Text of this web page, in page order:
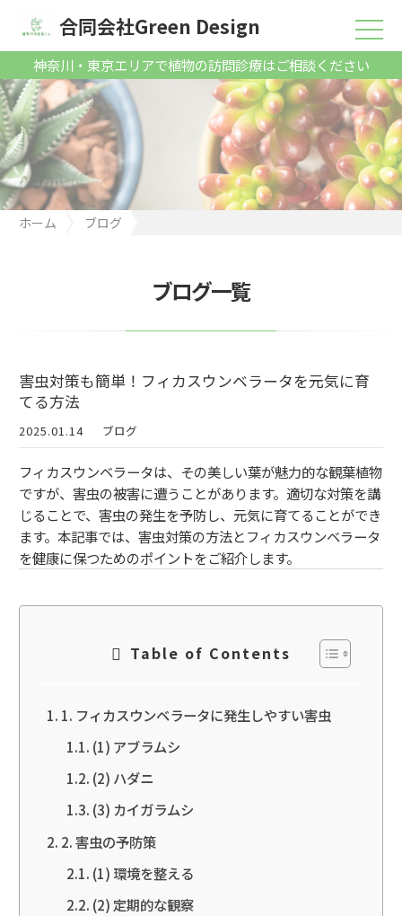
神奈川・東京エリアで植物の訪問診療はご相談ください
合同会社Green Design
ホーム
ブログ
ブログ一覧
害虫対策も簡単！フィカスウンベラータを元気に育
てる方法
2025.01.14 ブログ
フィカスウンベラータは、その美しい葉が魅力的な観葉植物
ですが、害虫の被害に遭うことがあります。適切な対策を講
じることで、害虫の発生を予防し、元気に育てることができ
ます。本記事では、害虫対策の方法とフィカスウンベラータ
を健康に保つためのポイントをご紹介します。
Table of Contents
1. フィカスウンベラータに発生しやすい害虫
(1) アブラムシ
(2) ハダニ
(3) カイガラムシ
2. 害虫の予防策
(1) 環境を整える
(2) 定期的な観察